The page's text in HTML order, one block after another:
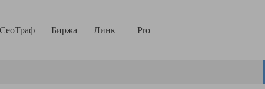
СеоТраф Биржа Линк+ Pro